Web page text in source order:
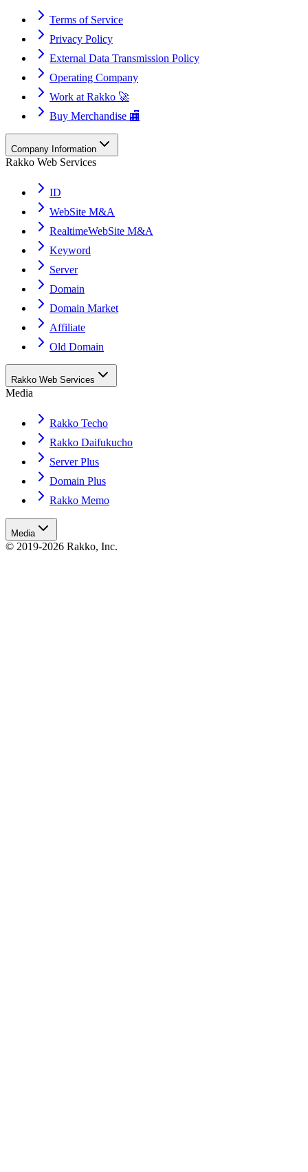
Terms of Service
Privacy Policy
External Data Transmission Policy
Operating Company
Work at Rakko 🚀
Buy Merchandise 🏬
Company Information
Rakko Web Services
ID
WebSite M&A
RealtimeWebSite M&A
Keyword
Server
Domain
Domain Market
Affiliate
Old Domain
Rakko Web Services
Media
Rakko Techo
Rakko Daifukucho
Server Plus
Domain Plus
Rakko Memo
Media
© 2019-2026 Rakko, Inc.